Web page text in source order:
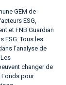
GEM de
ESG,
et FNB Guardian
ESG. Tous les
l’analyse de
changer de
Fonds pour